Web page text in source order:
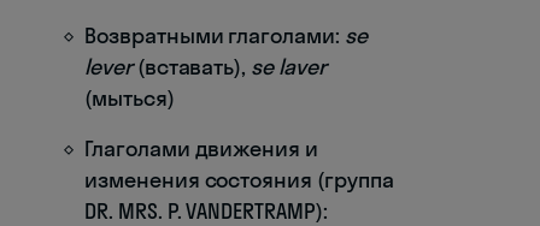
Возвратными глаголами: se
lever(вставать), se laver
(мыться)
Глаголами движения и
изменения состояния (группа
DR. MRS. P. VANDERTRAMP):